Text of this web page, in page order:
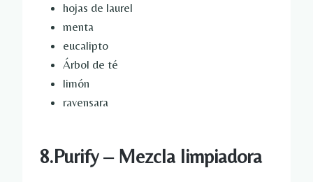
hojas de laurel
menta
eucalipto
Árbol de té
limón
ravensara
8.Purify – Mezcla limpiadora